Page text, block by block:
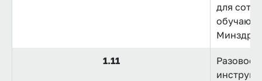
для
1.11
Разовое